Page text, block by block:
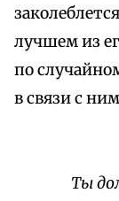
лучшем из
по
в связи с
Ты